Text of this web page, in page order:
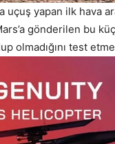
yapan ilk hava
gönderilen bu
test